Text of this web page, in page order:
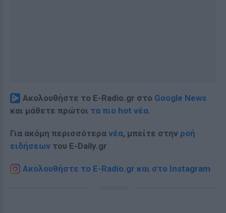
Ακολουθήστε το E-Radio.gr στο Google News
και μάθετε πρώτοι τα πιο hot νέα.
Για ακόμη περισσότερα νέα, μπείτε στην ροή
ειδήσεων του E-Daily.gr
Ακολουθήστε το E-Radio.gr και στο Instagram